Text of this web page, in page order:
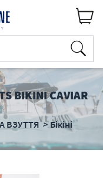
BIKINI CAVIAR
ВЗУТТЯ Бікіні